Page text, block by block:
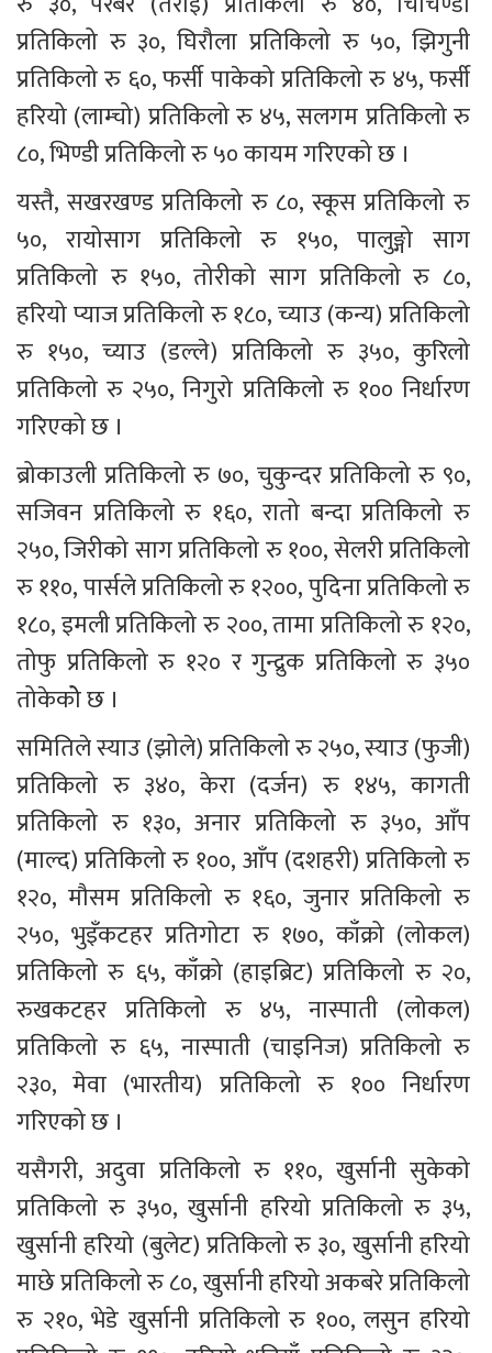
प्रतिकिलो रु ३०, घिरौला प्रतिकिलो रु ५०, झिगुनी
प्रतिकिलो रु ६०, फर्सी पाकेको प्रतिकिलो रु ४५, फर्सी
हरियो (लाम्चो) प्रतिकिलो रु ४५, सलगम प्रतिकिलो रु
८०, भिण्डी प्रतिकिलो रु ५० कायम गरिएको छ ।
यस्तै, सखरखण्ड प्रतिकिलो रु ८०, स्कूस प्रतिकिलो रु
५०, रायोसाग प्रतिकिलो रु १५०, पालुङ्गो साग
प्रतिकिलो रु १५०, तोरीको साग प्रतिकिलो रु ८०,
हरियो प्याज प्रतिकिलो रु १८०, च्याउ (कन्य) प्रतिकिलो
रु १५०, च्याउ (डल्ले) प्रतिकिलो रु ३५०, कुरिलो
प्रतिकिलो रु २५०, निगुरो प्रतिकिलो रु १०० निर्धारण
गरिएको छ ।
ब्रोकाउली प्रतिकिलो रु ७०, चुकुन्दर प्रतिकिलो रु ९०,
सजिवन प्रतिकिलो रु १६०, रातो बन्दा प्रतिकिलो रु
२५०, जिरीको साग प्रतिकिलो रु १००, सेलरी प्रतिकिलो
रु ११०, पार्सले प्रतिकिलो रु १२००, पुदिना प्रतिकिलो रु
१८०, इमली प्रतिकिलो रु २००, तामा प्रतिकिलो रु १२०,
तोफु प्रतिकिलो रु १२० र गुन्द्रुक प्रतिकिलो रु ३५०
तोकेकोे छ ।
समितिले स्याउ (झोले) प्रतिकिलो रु २५०, स्याउ (फुजी)
प्रतिकिलो रु ३४०, केरा (दर्जन) रु १४५, कागती
प्रतिकिलो रु १३०, अनार प्रतिकिलो रु ३५०, आँप
(माल्द) प्रतिकिलो रु १००, आँप (दशहरी) प्रतिकिलो रु
१२०, मौसम प्रतिकिलो रु १६०, जुनार प्रतिकिलो रु
२५०, भुइँकटहर प्रतिगोटा रु १७०, काँक्रो (लोकल)
प्रतिकिलो रु ६५, काँक्रो (हाइब्रिट) प्रतिकिलो रु २०,
रुखकटहर प्रतिकिलो रु ४५, नास्पाती (लोकल)
प्रतिकिलो रु ६५, नास्पाती (चाइनिज) प्रतिकिलो रु
२३०, मेवा (भारतीय) प्रतिकिलो रु १०० निर्धारण
गरिएको छ ।
यसैगरी, अदुवा प्रतिकिलो रु ११०, खुर्सानी सुकेको
प्रतिकिलो रु ३५०, खुर्सानी हरियो प्रतिकिलो रु ३५,
खुर्सानी हरियो (बुलेट) प्रतिकिलो रु ३०, खुर्सानी हरियो
माछे प्रतिकिलो रु ८०, खुर्सानी हरियो अकबरे प्रतिकिलो
रु २१०, भेडे खुर्सानी प्रतिकिलो रु १००, लसुन हरियो